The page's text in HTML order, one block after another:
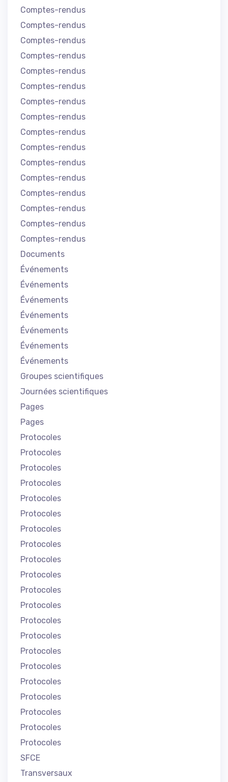
Comptes-rendus
Comptes-rendus
Comptes-rendus
Comptes-rendus
Comptes-rendus
Comptes-rendus
Comptes-rendus
Comptes-rendus
Comptes-rendus
Comptes-rendus
Comptes-rendus
Comptes-rendus
Comptes-rendus
Comptes-rendus
Comptes-rendus
Comptes-rendus
Documents
Événements
Événements
Événements
Événements
Événements
Événements
Événements
Groupes scientifiques
Journées scientifiques
Pages
Pages
Protocoles
Protocoles
Protocoles
Protocoles
Protocoles
Protocoles
Protocoles
Protocoles
Protocoles
Protocoles
Protocoles
Protocoles
Protocoles
Protocoles
Protocoles
Protocoles
Protocoles
Protocoles
Protocoles
Protocoles
Protocoles
SFCE
Transversaux